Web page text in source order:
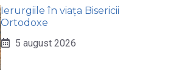
Ierurgiile în viața Bisericii
Ortodoxe
5 august 2026